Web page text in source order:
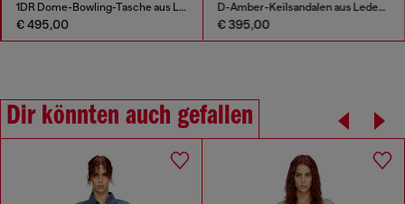
1DR Dome-Bowling-Tasche aus Leder
€ 495,00
D-Amber-Keilsandalen aus Leder in Eidechsenoptik
€ 395,00
Dir könnten auch gefallen